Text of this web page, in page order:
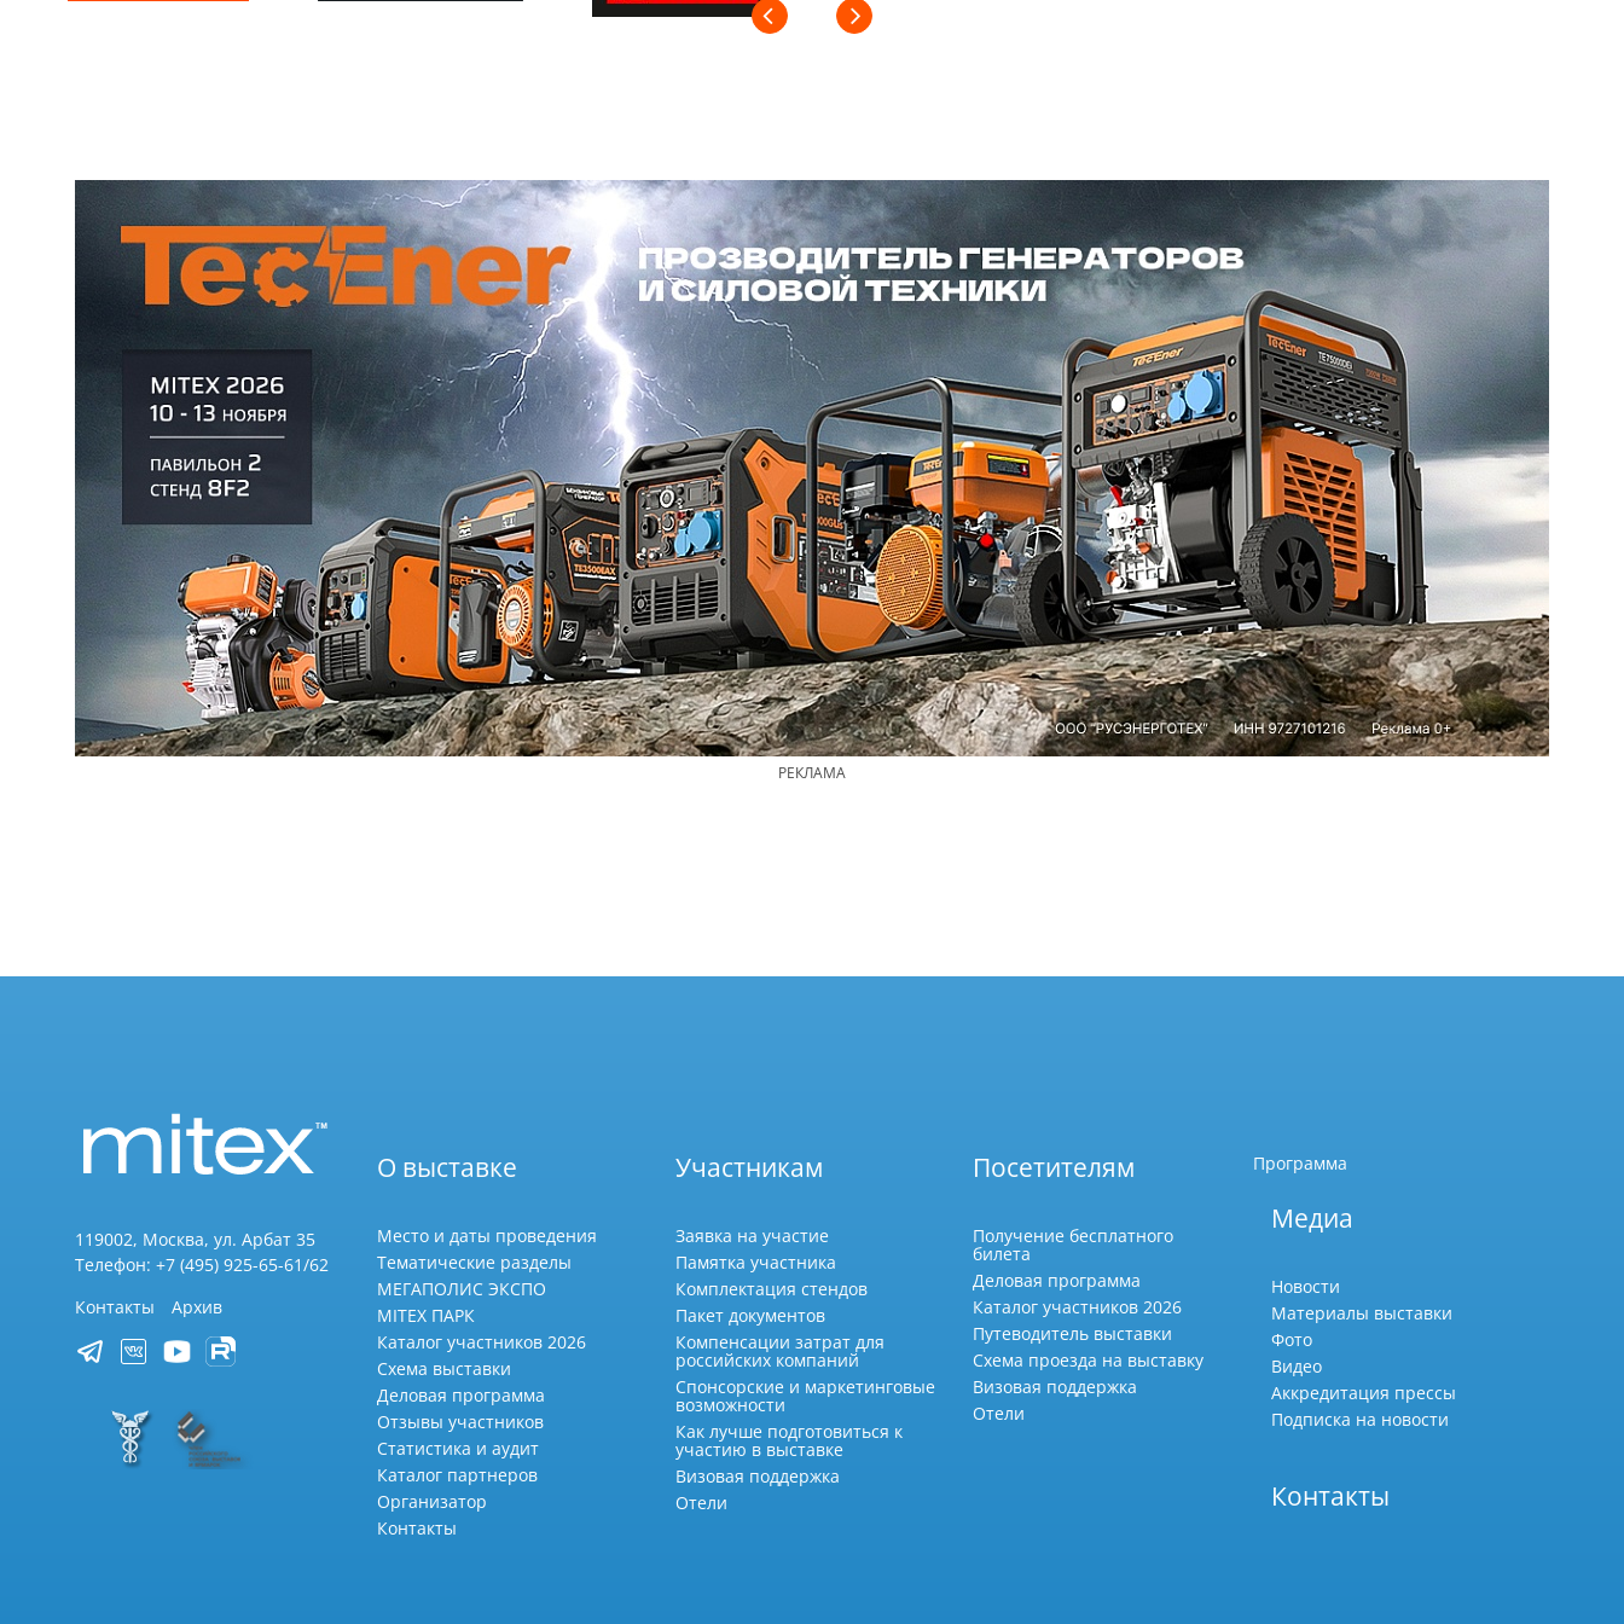
РЕКЛАМА
119002, Москва, ул. Арбат 35
Телефон: +7 (495) 925-65-61/62
Контакты
Архив
О выставке
Место и даты проведения
Тематические разделы
МЕГАПОЛИС ЭКСПО
MITEX ПАРК
Каталог участников 2026
Схема выставки
Деловая программа
Отзывы участников
Статистика и аудит
Каталог партнеров
Организатор
Контакты
Участникам
Заявка на участие
Памятка участника
Комплектация стендов
Пакет документов
Компенсации затрат для
российских компаний
Спонсорские и маркетинговые
возможности
Как лучше подготовиться к
участию в выставке
Визовая поддержка
Отели
Посетителям
Получение бесплатного
билета
Деловая программа
Каталог участников 2026
Путеводитель выставки
Схема проезда на выставку
Визовая поддержка
Отели
Программа
Медиа
Новости
Материалы выставки
Фото
Видео
Аккредитация прессы
Подписка на новости
Контакты